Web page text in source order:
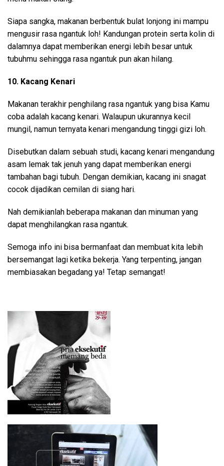
Siapa sangka, makanan berbentuk bulat lonjong ini mampu
mengusir rasa ngantuk loh! Kandungan protein serta kolin di
dalamnya dapat memberikan energi lebih besar untuk
tubuhmu sehingga rasa ngantuk pun akan hilang.
10. Kacang Kenari
Makanan terakhir penghilang rasa ngantuk yang bisa Kamu
coba adalah kacang kenari. Walaupun ukurannya kecil
mungil, namun ternyata kenari mengandung tinggi gizi loh.
Disebutkan dalam sebuah studi, kacang kenari mengandung
asam lemak tak jenuh yang dapat memberikan energi
tambahan bagi tubuh. Dengan demikian, kacang ini snagat
cocok dijadikan cemilan di siang hari.
Nah demikianlah beberapa makanan dan minuman yang
dapat menghilangkan rasa ngantuk.
Semoga info ini bisa bermanfaat dan membuat kita lebih
bersemangat lagi ketika bekerja. Yang terpenting, jangan
membiasakan begadang ya! Tetap semangat!